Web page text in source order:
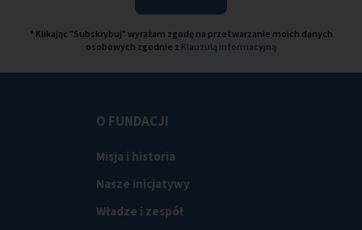
* Klikając "Subskrybuj" wyrażam zgodę na przetwarzanie moich danych
osobowych zgodnie z Klauzulą informacyjną
O FUNDACJI
Misja i historia
Nasze inicjatywy
Władze i zespół